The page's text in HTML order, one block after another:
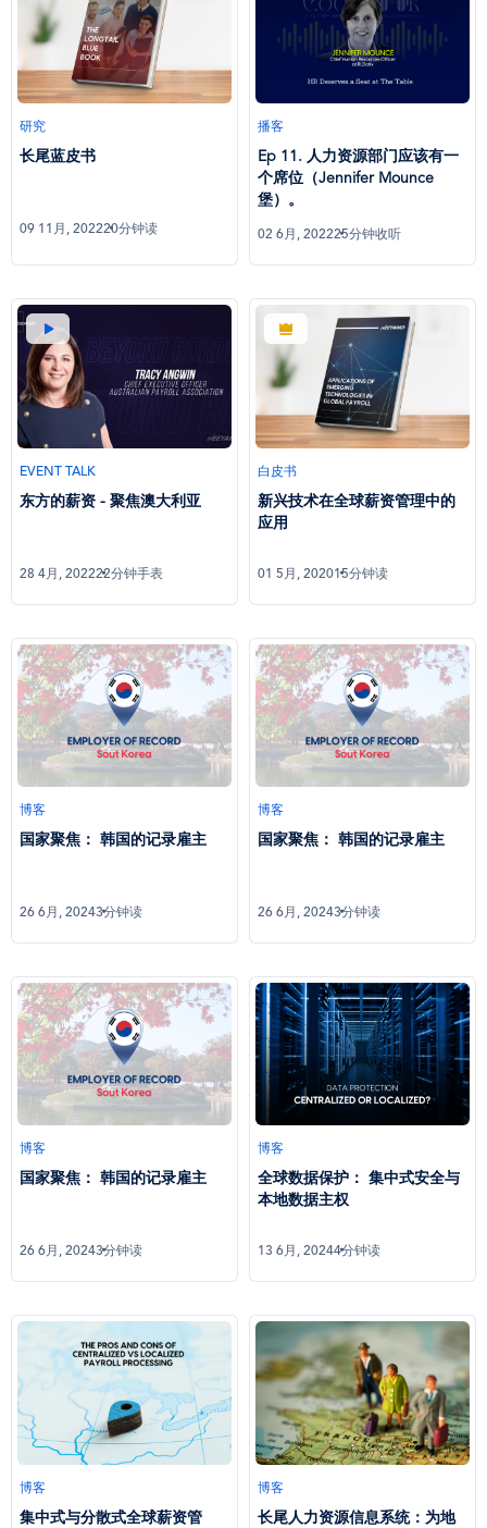
研究
长尾蓝皮书
09 11月, 202220分钟读
播客
Ep 11. 人力资源部门应该有一
个席位（Jennifer Mounce
堡）。
02 6月, 202225分钟收听
EVENT TALK
东方的薪资 - 聚焦澳大利亚
28 4月, 202222分钟手表
白皮书
新兴技术在全球薪资管理中的
应用
01 5月, 202015分钟读
博客
国家聚焦： 韩国的记录雇主
26 6月, 20243分钟读
博客
国家聚焦： 韩国的记录雇主
26 6月, 20243分钟读
博客
国家聚焦： 韩国的记录雇主
26 6月, 20243分钟读
博客
全球数据保护： 集中式安全与
本地数据主权
13 6月, 20244分钟读
博客
集中式与分散式全球薪资管
博客
长尾人力资源信息系统：为地